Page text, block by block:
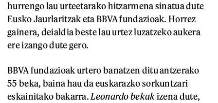
hurrengo lau urteetarako hitzarmena sinatua dute
Eusko Jaurlaritzak eta BBVA fundazioak. Horrez
gainera, deialdia beste lau urtez luzatzeko aukera
ere izango dute gero.
BBVA fundazioak urtero banatzen ditu antzerako
55 beka, baina hau da euskarazko sorkuntzari
eskainitako bakarra. Leonardo bekakizena dute,